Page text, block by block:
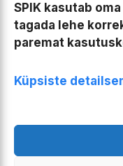
SPIK kasutab
tagada lehe
paremat
Küpsiste
e-mail: